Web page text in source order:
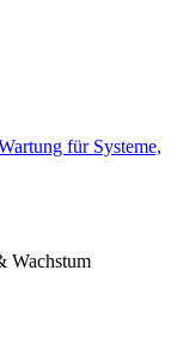
für Systeme,
Wachstum